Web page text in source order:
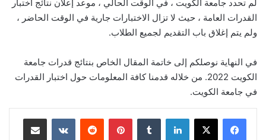
لم تحدد جامعة الكويت ، في الوقت الحالي ، موعد إعلان نتائج اختبار
القدرات العامة ، حيث لا تزال الاختبارات جارية في الوقت الحاضر ،
ولم يتم إغلاق باب التقديم لجميع الطلاب.
في النهاية نوصلكم إلى خاتمة المقال الخاص بنتائج قدرات جامعة
الكويت 2022. من خلاله قدمنا ​​كافة المعلومات حول اختبار القدرات
في جامعة الكويت.
لينكدإن بينتيريست مشاركة عبر البريد